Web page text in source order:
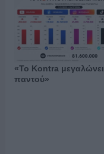
«Το Kontra μεγαλώνει
παντού»